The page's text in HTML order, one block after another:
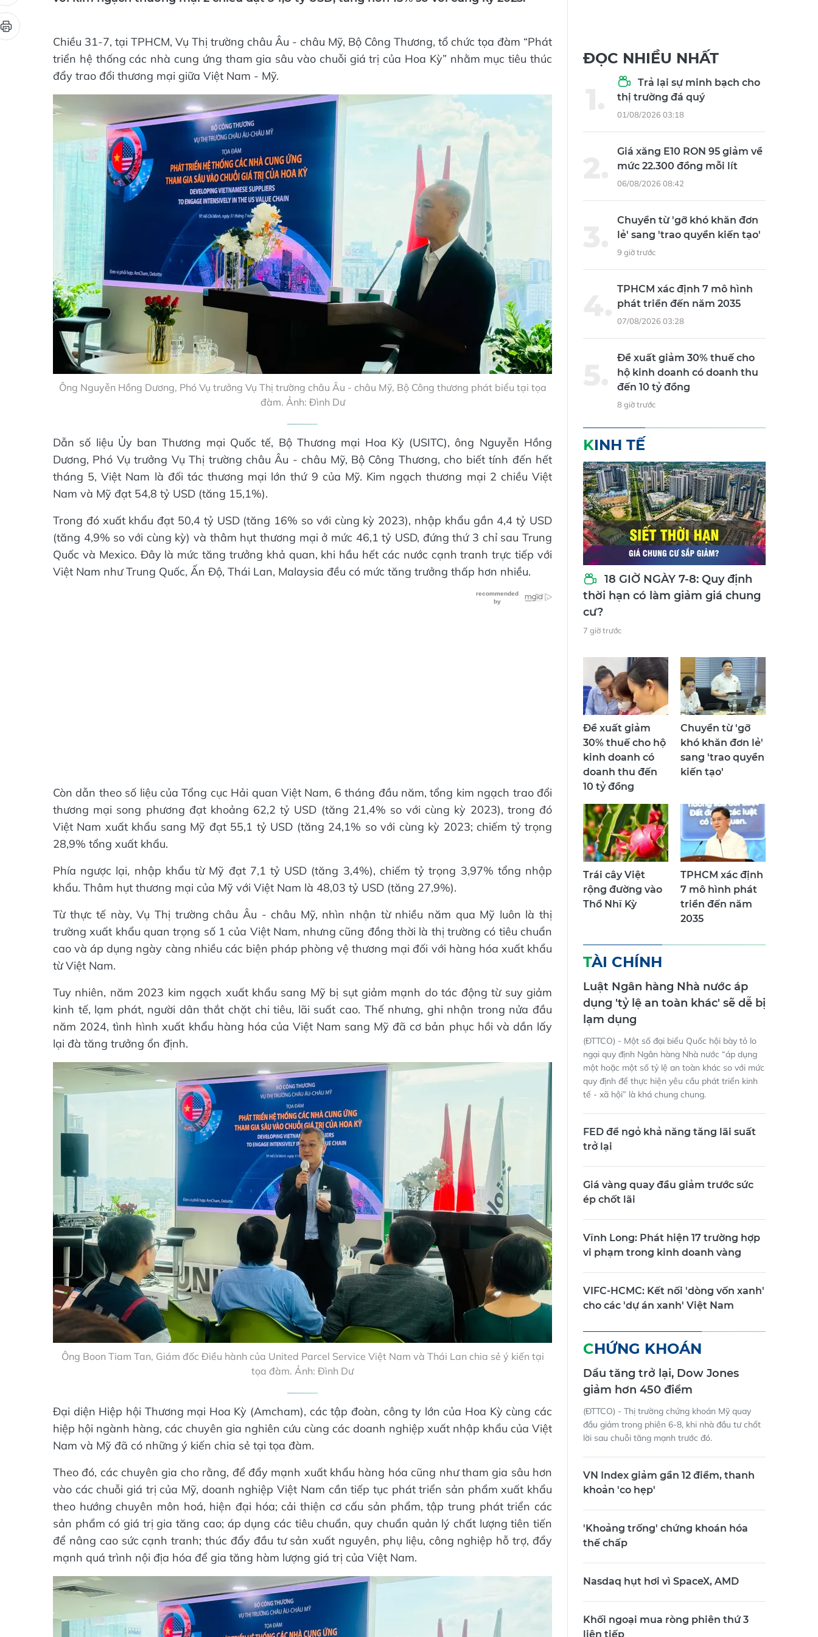
với kim ngạch thương mại 2 chiều đạt 54,8 tỷ USD, tăng hơn 15% so với cùng kỳ 2023.
Chiều 31-7, tại TPHCM, Vụ Thị trường châu Âu - châu Mỹ, Bộ Công Thương, tổ chức tọa đàm “Phát
triển hệ thống các nhà cung ứng tham gia sâu vào chuỗi giá trị của Hoa Kỳ” nhằm mục tiêu thúc
đẩy trao đổi thương mại giữa Việt Nam - Mỹ.
Ông Nguyễn Hồng Dương, Phó Vụ trưởng Vụ Thị trường châu Âu - châu Mỹ, Bộ Công thương phát biểu tại tọa
đàm. Ảnh: Đình Dư
Dẫn số liệu Ủy ban Thương mại Quốc tế, Bộ Thương mại Hoa Kỳ (USITC), ông Nguyễn Hồng
Dương, Phó Vụ trưởng Vụ Thị trường châu Âu - châu Mỹ, Bộ Công Thương, cho biết tính đến hết
tháng 5, Việt Nam là đối tác thương mại lớn thứ 9 của Mỹ. Kim ngạch thương mại 2 chiều Việt
Nam và Mỹ đạt 54,8 tỷ USD (tăng 15,1%).
Trong đó xuất khẩu đạt 50,4 tỷ USD (tăng 16% so với cùng kỳ 2023), nhập khẩu gần 4,4 tỷ USD
(tăng 4,9% so với cùng kỳ) và thâm hụt thương mại ở mức 46,1 tỷ USD, đứng thứ 3 chỉ sau Trung
Quốc và Mexico. Đây là mức tăng trưởng khả quan, khi hầu hết các nước cạnh tranh trực tiếp với
Việt Nam như Trung Quốc, Ấn Độ, Thái Lan, Malaysia đều có mức tăng trưởng thấp hơn nhiều.
Còn dẫn theo số liệu của Tổng cục Hải quan Việt Nam, 6 tháng đầu năm, tổng kim ngạch trao đổi
thương mại song phương đạt khoảng 62,2 tỷ USD (tăng 21,4% so với cùng kỳ 2023), trong đó
Việt Nam xuất khẩu sang Mỹ đạt 55,1 tỷ USD (tăng 24,1% so với cùng kỳ 2023; chiếm tỷ trọng
28,9% tổng xuất khẩu.
Phía ngược lại, nhập khẩu từ Mỹ đạt 7,1 tỷ USD (tăng 3,4%), chiếm tỷ trọng 3,97% tổng nhập
khẩu. Thâm hụt thương mại của Mỹ với Việt Nam là 48,03 tỷ USD (tăng 27,9%).
Từ thực tế này, Vụ Thị trường châu Âu - châu Mỹ, nhìn nhận từ nhiều năm qua Mỹ luôn là thị
trường xuất khẩu quan trọng số 1 của Việt Nam, nhưng cũng đồng thời là thị trường có tiêu chuẩn
cao và áp dụng ngày càng nhiều các biện pháp phòng vệ thương mại đối với hàng hóa xuất khẩu
từ Việt Nam.
Tuy nhiên, năm 2023 kim ngạch xuất khẩu sang Mỹ bị sụt giảm mạnh do tác động từ suy giảm
kinh tế, lạm phát, người dân thắt chặt chi tiêu, lãi suất cao. Thế nhưng, ghi nhận trong nửa đầu
năm 2024, tình hình xuất khẩu hàng hóa của Việt Nam sang Mỹ đã cơ bản phục hồi và dần lấy
lại đà tăng trưởng ổn định.
Ông Boon Tiam Tan, Giám đốc Điều hành của United Parcel Service Việt Nam và Thái Lan chia sẻ ý kiến tại
tọa đàm. Ảnh: Đình Dư
Đại diện Hiệp hội Thương mại Hoa Kỳ (Amcham), các tập đoàn, công ty lớn của Hoa Kỳ cùng các
hiệp hội ngành hàng, các chuyên gia nghiên cứu cùng các doanh nghiệp xuất nhập khẩu của Việt
Nam và Mỹ đã có những ý kiến chia sẻ tại tọa đàm.
Theo đó, các chuyên gia cho rằng, để đẩy mạnh xuất khẩu hàng hóa cũng như tham gia sâu hơn
vào các chuỗi giá trị của Mỹ, doanh nghiệp Việt Nam cần tiếp tục phát triển sản phẩm xuất khẩu
theo hướng chuyên môn hoá, hiện đại hóa; cải thiện cơ cấu sản phẩm, tập trung phát triển các
sản phẩm có giá trị gia tăng cao; áp dụng các tiêu chuẩn, quy chuẩn quản lý chất lượng tiên tiến
để nâng cao sức cạnh tranh; thúc đẩy đầu tư sản xuất nguyên, phụ liệu, công nghiệp hỗ trợ, đẩy
mạnh quá trình nội địa hóa để gia tăng hàm lượng giá trị của Việt Nam.
ĐỌC NHIỀU NHẤT
Trả lại sự minh bạch cho
thị trường đá quý
01/08/2026 03:18
Giá xăng E10 RON 95 giảm về
mức 22.300 đồng mỗi lít
06/08/2026 08:42
Chuyển từ 'gỡ khó khăn đơn
lẻ' sang 'trao quyền kiến tạo'
9 giờ trước
TPHCM xác định 7 mô hình
phát triển đến năm 2035
07/08/2026 03:28
Đề xuất giảm 30% thuế cho
hộ kinh doanh có doanh thu
đến 10 tỷ đồng
8 giờ trước
KINH TẾ
18 GIỜ NGÀY 7-8: Quy định
thời hạn có làm giảm giá chung
cư?
7 giờ trước
Đề xuất giảm
30% thuế cho hộ
kinh doanh có
doanh thu đến
10 tỷ đồng
Chuyển từ 'gỡ
khó khăn đơn lẻ'
sang 'trao quyền
kiến tạo'
Trái cây Việt
rộng đường vào
Thổ Nhĩ Kỳ
TPHCM xác định
7 mô hình phát
triển đến năm
2035
TÀI CHÍNH
Luật Ngân hàng Nhà nước áp
dụng 'tỷ lệ an toàn khác' sẽ dễ bị
lạm dụng
(ĐTTCO) - Một số đại biểu Quốc hội bày tỏ lo
ngại quy định Ngân hàng Nhà nước “áp dụng
một hoặc một số tỷ lệ an toàn khác so với mức
quy định để thực hiện yêu cầu phát triển kinh
tế - xã hội” là khá chung chung.
FED để ngỏ khả năng tăng lãi suất
trở lại
Giá vàng quay đầu giảm trước sức
ép chốt lãi
Vĩnh Long: Phát hiện 17 trường hợp
vi phạm trong kinh doanh vàng
VIFC-HCMC: Kết nối 'dòng vốn xanh'
cho các 'dự án xanh' Việt Nam
CHỨNG KHOÁN
Dầu tăng trở lại, Dow Jones
giảm hơn 450 điểm
(ĐTTCO) - Thị trường chứng khoán Mỹ quay
đầu giảm trong phiên 6-8, khi nhà đầu tư chốt
lời sau chuỗi tăng mạnh trước đó.
VN Index giảm gần 12 điểm, thanh
khoản 'co hẹp'
'Khoảng trống' chứng khoán hóa
thế chấp
Nasdaq hụt hơi vì SpaceX, AMD
Khối ngoại mua ròng phiên thứ 3